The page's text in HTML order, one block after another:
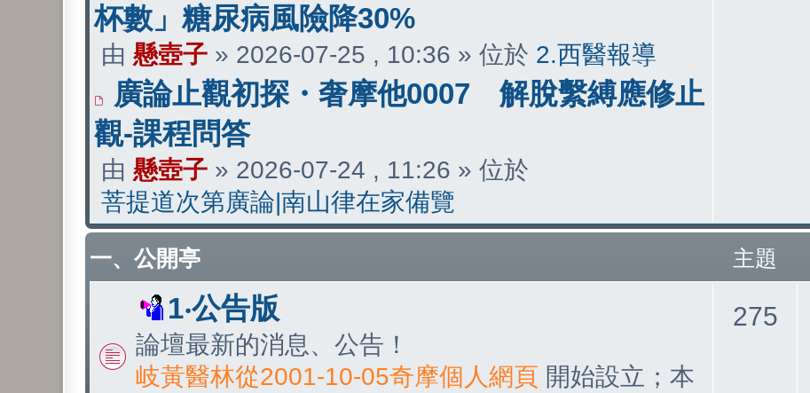
杯數」糖尿病風險降30%
由 懸壺子 » 2026-07-25 , 10:36 » 位於 2.西醫報導
廣論止觀初探・奢摩他0007 解脫繫縛應修止
觀-課程問答
由 懸壺子 » 2026-07-24 , 11:26 » 位於
菩提道次第廣論|南山律在家備覽
一、公開亭 主題
1‧公告版
論壇最新的消息、公告！
岐黃醫林從2001-10-05奇摩個人網頁 開始設立；本
275主